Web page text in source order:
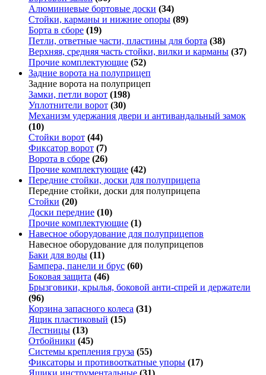
Алюминиевые бортовые доски (34)
Стойки, карманы и нижние опоры (89)
Борта в сборе (19)
Петли, ответные части, пластины для борта (38)
Верхняя, средняя часть стойки, вилки и карманы (37)
Прочие комплектующие (52)
Задние ворота на полуприцеп
Задние ворота на полуприцеп
Замки, петли ворот (198)
Уплотнители ворот (30)
Механизм удержания двери и антивандальный замок
(10)
Стойки ворот (44)
Фиксатор ворот (7)
Ворота в сборе (26)
Прочие комплектующие (42)
Передние стойки, доски для полуприцепа
Передние стойки, доски для полуприцепа
Стойки (20)
Доски передние (10)
Прочие комплектующие (1)
Навесное оборудование для полуприцепов
Навесное оборудование для полуприцепов
Баки для воды (11)
Бампера, панели и брус (60)
Боковая защита (46)
Брызговики, крылья, боковой анти-спрей и держатели
(96)
Корзина запасного колеса (31)
Ящик пластиковый (15)
Лестницы (13)
Отбойники (45)
Системы крепления груза (55)
Фиксаторы и противооткатные упоры (17)
Ящики инструментальные (31)